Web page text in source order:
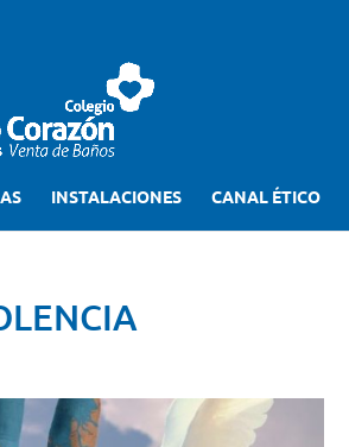
INSTALACIONES CANAL ÉTICO